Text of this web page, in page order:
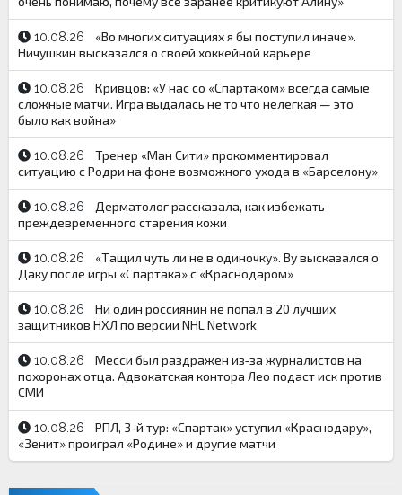
10.08.26
«Во многих ситуациях я бы поступил иначе».
Ничушкин высказался о своей хоккейной карьере
10.08.26
Кривцов: «У нас со «Спартаком» всегда самые
сложные матчи. Игра выдалась не то что нелегкая — это
было как война»
10.08.26
Тренер «Ман Сити» прокомментировал
ситуацию с Родри на фоне возможного ухода в «Барселону»
10.08.26
Дерматолог рассказала, как избежать
преждевременного старения кожи
10.08.26
«Тащил чуть ли не в одиночку». Ву высказался о
Даку после игры «Спартака» с «Краснодаром»
10.08.26
Ни один россиянин не попал в 20 лучших
защитников НХЛ по версии NHL Network
10.08.26
Месси был раздражен из‑за журналистов на
похоронах отца. Адвокатская контора Лео подаст иск против
СМИ
10.08.26
РПЛ, 3-й тур: «Спартак» уступил «Краснодару»,
«Зенит» проиграл «Родине» и другие матчи